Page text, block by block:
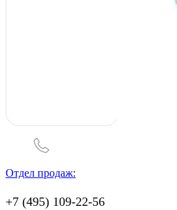
Отдел продаж:
+7 (495) 109-22-56